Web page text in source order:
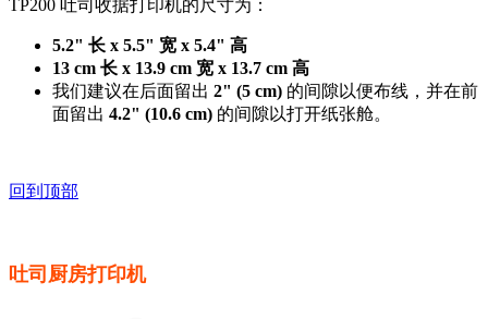
TP200 吐司收据打印机的尺寸为：
5.2" 长 x 5.5" 宽 x 5.4" 高
13 cm 长 x 13.9 cm 宽 x 13.7 cm 高
我们建议在后面留出 2" (5 cm) 的间隙以便布线，并在前
面留出 4.2" (10.6 cm) 的间隙以打开纸张舱。
回到顶部
吐司厨房打印机